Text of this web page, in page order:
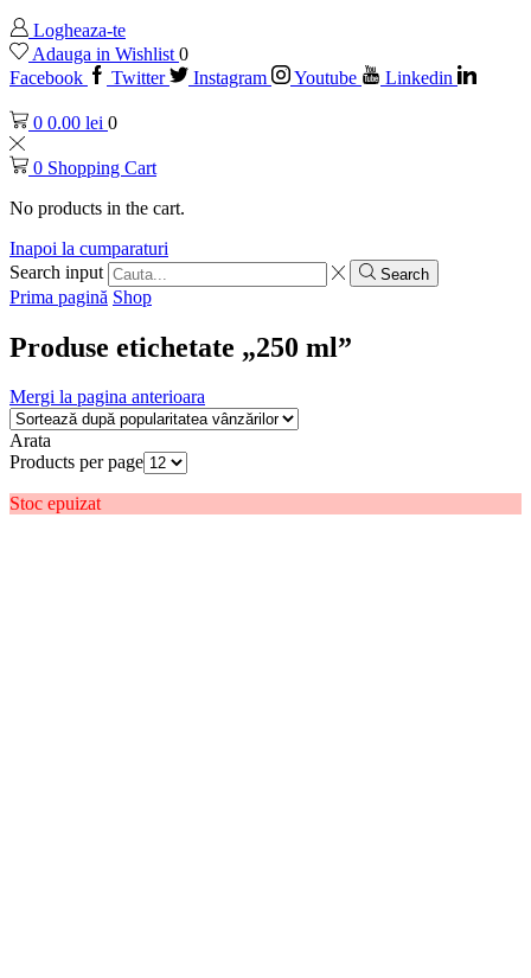
Logheaza-te
Adauga in Wishlist 0
Facebook
Twitter Instagram Youtube Linkedin
0 0.00 lei 0
0 Shopping Cart
No products in the cart.
Inapoi la cumparaturi
Search input
Search
Prima pagină Shop
Produse etichetate „250 ml”
Mergi la pagina anterioara
Arata
Products per page
Stoc epuizat